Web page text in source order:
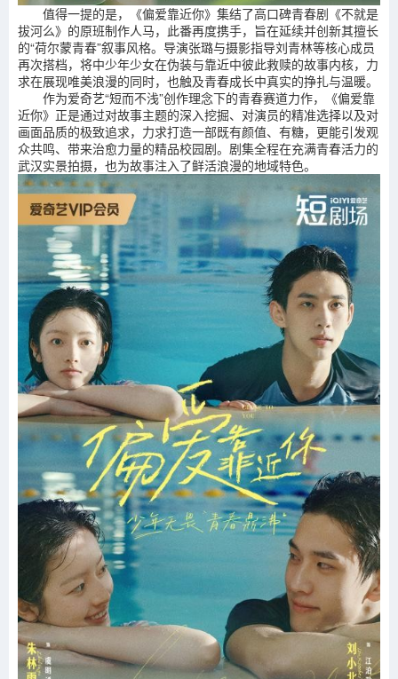
值得一提的是，《偏爱靠近你》集结了高口碑青春剧《不就是
拔河么》的原班制作人马，此番再度携手，旨在延续并创新其擅长
的“荷尔蒙青春”叙事风格。导演张璐与摄影指导刘青林等核心成员
再次搭档，将中少年少女在伪装与靠近中彼此救赎的故事内核，力
求在展现唯美浪漫的同时，也触及青春成长中真实的挣扎与温暖。
作为爱奇艺“短而不浅”创作理念下的青春赛道力作，《偏爱靠
近你》正是通过对故事主题的深入挖掘、对演员的精准选择以及对
画面品质的极致追求，力求打造一部既有颜值、有糖，更能引发观
众共鸣、带来治愈力量的精品校园剧。剧集全程在充满青春活力的
武汉实景拍摄，也为故事注入了鲜活浪漫的地域特色。